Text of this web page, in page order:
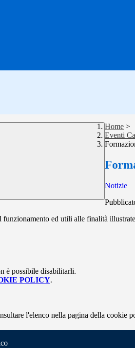
Home >
Eventi
Notizie
ed utili alle finalità
è possibile disabilitarli.
POLICY.
l'elenco nella pagina della cookie